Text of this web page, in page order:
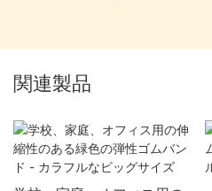
関連製品